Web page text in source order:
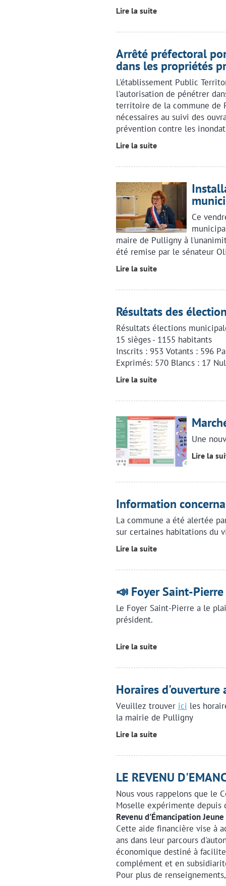
Lire la suite
Arrêté préfectoral
dans les propriétés
L'établissement Public
l'autorisation de pénétrer
territoire de la commune de
nécessaires au suivi des
prévention contre les
Lire la suite
Ce
maire de Pulligny à
été remise par le sénateur
Lire la suite
Résultats des
Résultats élections
15 sièges - 1155 habitants
Inscrits : 953 Votants : 596
Exprimés: 570 Blancs : 17
Lire la suite
Une
Lire la
Information
La commune a été alertée
sur certaines habitations du
Lire la suite
📣 Foyer Saint-
Le Foyer Saint-Pierre a le
président.
Lire la suite
Horaires d'ouverture
Veuillez trouver ici les
la mairie de Pulligny
Lire la suite
LE REVENU
Nous vous rappelons que le
Moselle expérimente depuis
Revenu d'Émancipation Jeune
Cette aide financière vise à
ans dans leur parcours
économique destiné à
complément et en
Pour plus de